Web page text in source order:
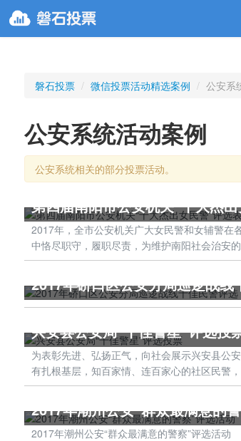
磐石投票 / 微信投票活动精选案例 / 公安系
公安系统活动案例
公安系统相关的部分投票活动。
第四届南阳市公安机关“十大杰
2017年，全市公安机关广大女民警和女辅警在
中恪尽职守，履职尽责，为维护南阳社会治安
2017年硚口区公安分局巡逻战线
兴安县公安局“十佳警星”评选投
为表彰先进、弘扬正气，向社会展示兴安县公
有扎根基层，知百家情、连百家心的社区民警
2017年潮州公安“群众最满意的
2017年潮州公安“群众最满意的警察”评选活动